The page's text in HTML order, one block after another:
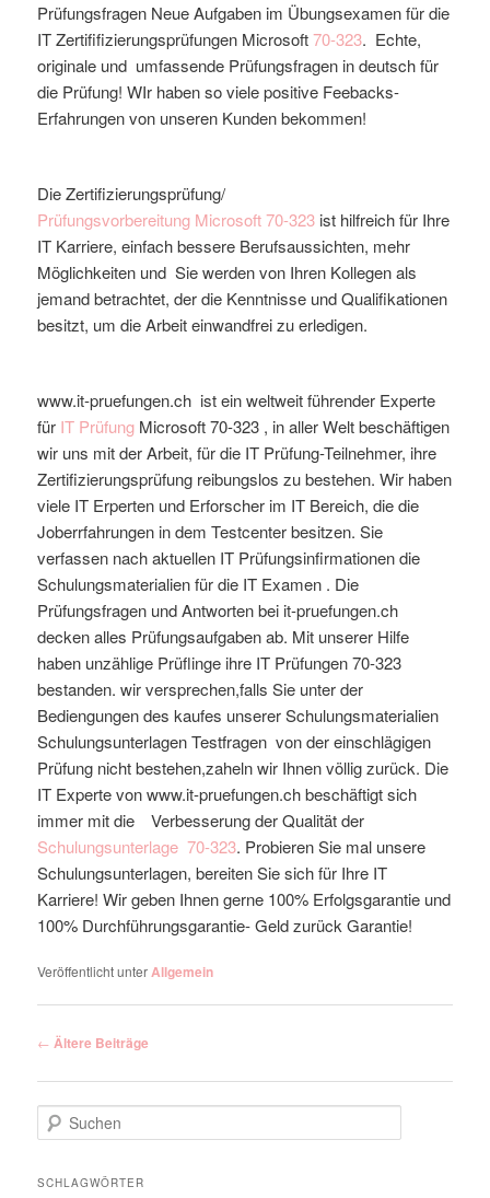
Prüfungsfragen Neue Aufgaben im Übungsexamen für die
IT Zertififizierungsprüfungen Microsoft70-323. Echte,
originale und umfassende Prüfungsfragen in deutsch für
die Prüfung! WIr haben so viele positive Feebacks-
Erfahrungen von unseren Kunden bekommen!
Die Zertifizierungsprüfung/
Prüfungsvorbereitung Microsoft70-323 ist hilfreich für Ihre
IT Karriere, einfach bessere Berufsaussichten, mehr
Möglichkeiten und Sie werden von Ihren Kollegen als
jemand betrachtet, der die Kenntnisse und Qualifikationen
besitzt, um die Arbeit einwandfrei zu erledigen.
www.it-pruefungen.ch ist ein weltweit führender Experte
für IT Prüfung Microsoft70-323 , in aller Welt beschäftigen
wir uns mit der Arbeit, für die IT Prüfung-Teilnehmer, ihre
Zertifizierungsprüfung reibungslos zu bestehen. Wir haben
viele IT Erperten und Erforscher im IT Bereich, die die
Joberrfahrungen in dem Testcenter besitzen. Sie
verfassen nach aktuellen IT Prüfungsinfirmationen die
Schulungsmaterialien für die IT Examen . Die
Prüfungsfragen und Antworten bei it-pruefungen.ch
decken alles Prüfungsaufgaben ab. Mit unserer Hilfe
haben unzählige Prüflinge ihre IT Prüfungen 70-323
bestanden. wir versprechen,falls Sie unter der
Bediengungen des kaufes unserer Schulungsmaterialien
Schulungsunterlagen Testfragen von der einschlägigen
Prüfung nicht bestehen,zaheln wir Ihnen völlig zurück. Die
IT Experte von www.it-pruefungen.ch beschäftigt sich
immer mit die Verbesserung der Qualität der
Schulungsunterlage 70-323. Probieren Sie mal unsere
Schulungsunterlagen, bereiten Sie sich für Ihre IT
Karriere! Wir geben Ihnen gerne 100% Erfolgsgarantie und
100% Durchführungsgarantie- Geld zurück Garantie!
Veröffentlicht unterAllgemein
Artikelnavigation
← Ältere Beiträge
Suchen
SCHLAGWÖRTER